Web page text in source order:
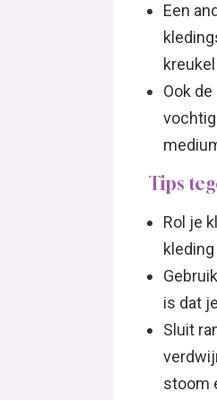
Een
Ook
Tips
Rol je
is dat
Sluit
stoom